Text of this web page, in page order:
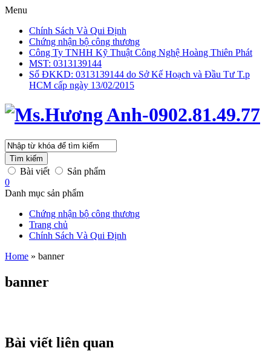
Menu
Chính Sách Và Qui Định
Chứng nhận bộ công thương
Công Ty TNHH Kỹ Thuật Công Nghệ Hoàng Thiên Phát
MST: 0313139144
Số ĐKKD: 0313139144 do Sở Kế Hoạch và Đầu Tư T.p
HCM cấp ngày 13/02/2015
Tìm kiếm
Bài viết
Sản phẩm
0
Danh mục sản phẩm
Chứng nhận bộ công thương
Trang chủ
Chính Sách Và Qui Định
Home » banner
banner
Bài viết liên quan